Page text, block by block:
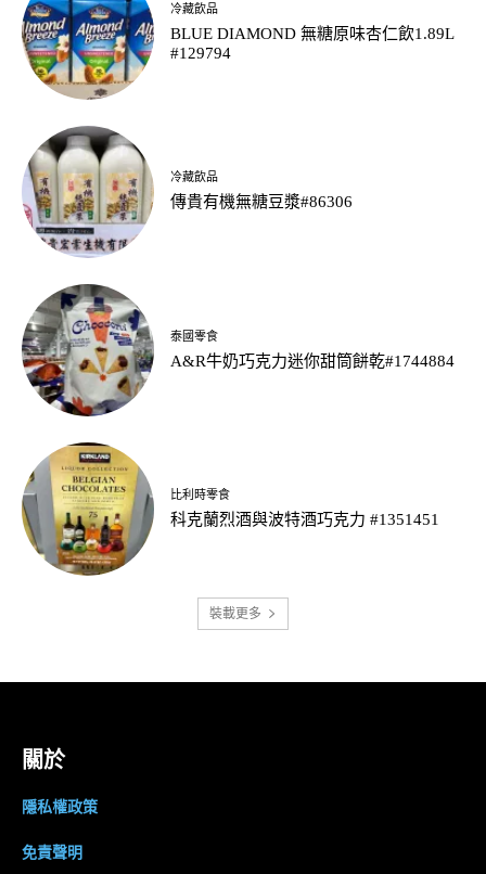
冷藏飲品
BLUE DIAMOND 無糖原味杏仁飲1.89L
#129794
冷藏飲品
傳貴有機無糖豆漿#86306
泰國零食
A&R牛奶巧克力迷你甜筒餅乾#1744884
比利時零食
科克蘭烈酒與波特酒巧克力 #1351451
裝載更多
關於
隱私權政策
免責聲明